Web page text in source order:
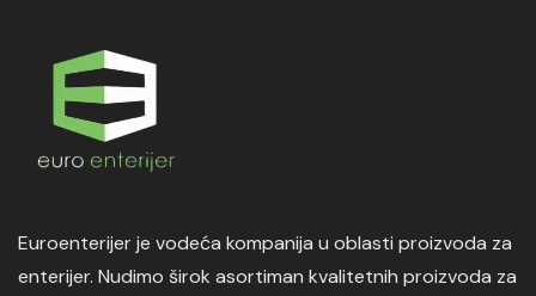
Euroenterijer je vodeća kompanija u oblasti proizvoda za
enterijer. Nudimo širok asortiman kvalitetnih proizvoda za